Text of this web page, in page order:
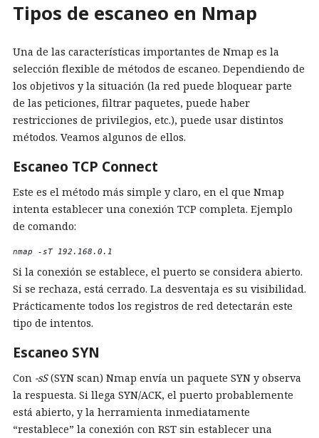
Tipos de escaneo en Nmap
Una de las características importantes de Nmap es la
selección flexible de métodos de escaneo. Dependiendo de
los objetivos y la situación (la red puede bloquear parte
de las peticiones, filtrar paquetes, puede haber
restricciones de privilegios, etc.), puede usar distintos
métodos. Veamos algunos de ellos.
Escaneo TCP Connect
Este es el método más simple y claro, en el que Nmap
intenta establecer una conexión TCP completa. Ejemplo
de comando:
nmap -sT 192.168.0.1
Si la conexión se establece, el puerto se considera abierto.
Si se rechaza, está cerrado. La desventaja es su visibilidad.
Prácticamente todos los registros de red detectarán este
tipo de intentos.
Escaneo SYN
Con -sS(SYN scan) Nmap envía un paquete SYN y observa
la respuesta. Si llega SYN/ACK, el puerto probablemente
está abierto, y la herramienta inmediatamente
“restablece” la conexión con RST sin establecer una